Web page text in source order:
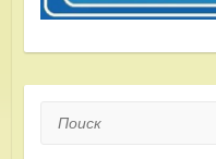
Поиск